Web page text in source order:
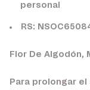
personal
RS:
Flor De Algodón,
Para prolongar